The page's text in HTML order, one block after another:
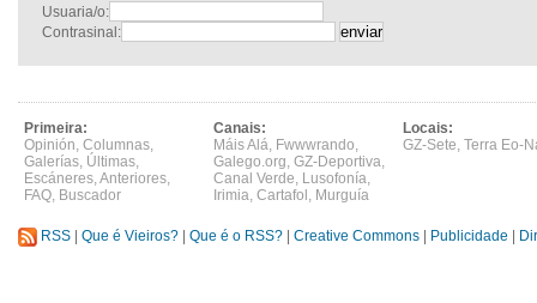
Usuaria/o:
Contrasinal:
Primeira:
Opinión, Columnas,
Galerías, Últimas,
Escáneres,Anteriores,
FAQ, Buscador
Canais:
Máis Alá, Fwwwrando,
Galego.org, GZ-Deportiva,
Canal Verde, Lusofonía,
Irimia, Cartafol , Murguía
Locais:
GZ-Sete, Terra Eo-
RSS Que é Vieiros? Que é o RSS? Creative Commons Publicidade